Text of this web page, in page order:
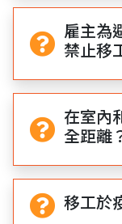
雇主為
禁止移
在室內
全距離
移工於